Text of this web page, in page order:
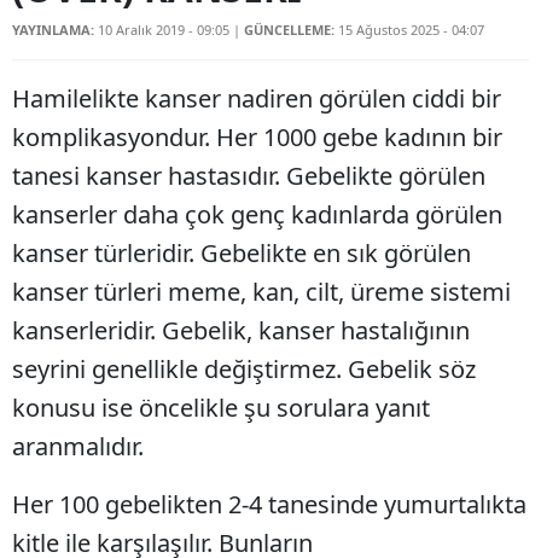
Bilecik
Bitlis
Bolu
Burdur
Bursa
Çanakkale
Çorum
YAYINLAMA: 10 Aralık 2019 - 09:05 | GÜNCELLEME: 15 Ağustos 2025 - 04:07
Hamilelikte kanser nadiren görülen ciddi bir
komplikasyondur. Her 1000 gebe kadının bir
tanesi kanser hastasıdır. Gebelikte görülen
kanserler daha çok genç kadınlarda görülen
kanser türleridir. Gebelikte en sık görülen
kanser türleri meme, kan, cilt, üreme sistemi
kanserleridir. Gebelik, kanser hastalığının
seyrini genellikle değiştirmez. Gebelik söz
konusu ise öncelikle şu sorulara yanıt
aranmalıdır.
Her 100 gebelikten 2-4 tanesinde yumurtalıkta
kitle ile karşılaşılır. Bunların